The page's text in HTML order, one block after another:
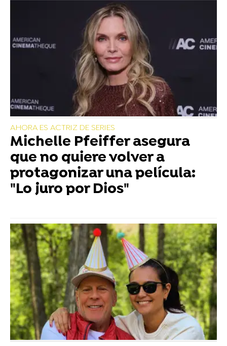
AHORA ES ACTRIZ DE SERIES
Michelle Pfeiffer asegura
que no quiere volver a
protagonizar una película:
"Lo juro por Dios"